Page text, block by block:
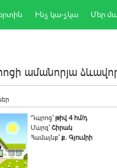
Ինչ կա-չկա Մեր
ամանորյա
Դպրոց`թիվ 4 հմ/դ
Մարզ`Շիրակ
Համայնք`ք. Գյումրի